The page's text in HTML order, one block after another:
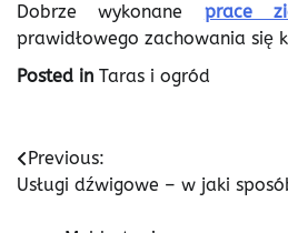
Dobrze wykonane prace
prawidłowego zachowania się
Posted in Taras i ogród
Nawigacja
wpisu
Previous:
Usługi dźwigowe – w jaki